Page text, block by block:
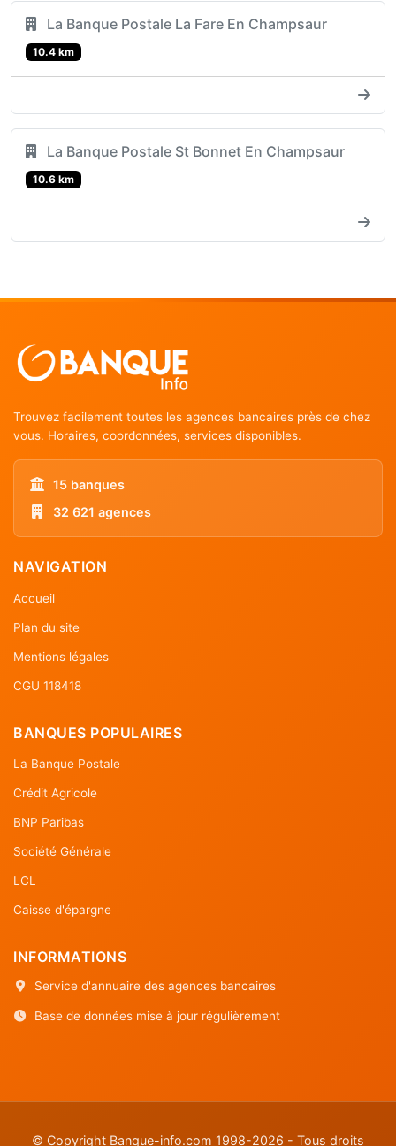
La Banque Postale La Fare En Champsaur
10.4 km
La Banque Postale St Bonnet En Champsaur
10.6 km
Trouvez facilement toutes les agences bancaires près de chez
vous. Horaires, coordonnées, services disponibles.
15 banques
32 621 agences
NAVIGATION
Accueil
Plan du site
Mentions légales
CGU 118418
BANQUES POPULAIRES
La Banque Postale
Crédit Agricole
BNP Paribas
Société Générale
LCL
Caisse d'épargne
INFORMATIONS
Service d'annuaire des agences bancaires
Base de données mise à jour régulièrement
© Copyright Banque-info.com 1998-2026 - Tous droits